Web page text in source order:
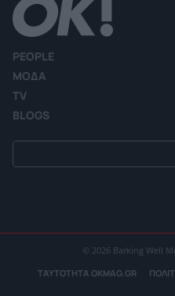
PEOPLE
ΜΟΔΑ
TV
BLOGS
© 2026 Barking Well
ΤΑΥΤΟΤΗΤΑ OKMAG.GR